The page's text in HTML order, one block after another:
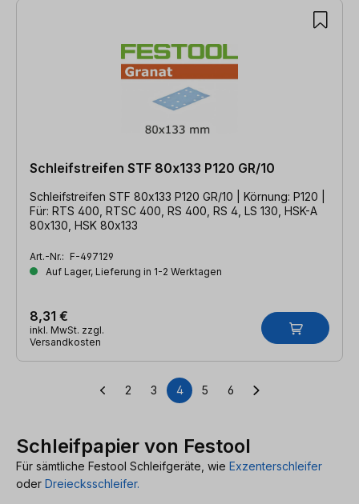
Schleifstreifen STF 80x133 P120 GR/10
Schleifstreifen STF 80x133 P120 GR/10 | Körnung: P120 |
Für: RTS 400, RTSC 400, RS 400, RS 4, LS 130, HSK-A
80x130, HSK 80x133
Art.-Nr.: F-497129
Auf Lager, Lieferung in 1-2 Werktagen
8,31 €
inkl. MwSt. zzgl.
Versandkosten
Seite
2 Seite
3 Seite
4 Seite
5 Seite
6
Schleifpapier von Festool
Für sämtliche Festool Schleifgeräte, wie Exzenterschleifer
oder Dreiecksschleifer.